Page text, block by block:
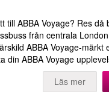
till ABBA Voyage? Res då
från centrala
ABBA Voyage-märkt
din ABBA Voyage
Läs mer